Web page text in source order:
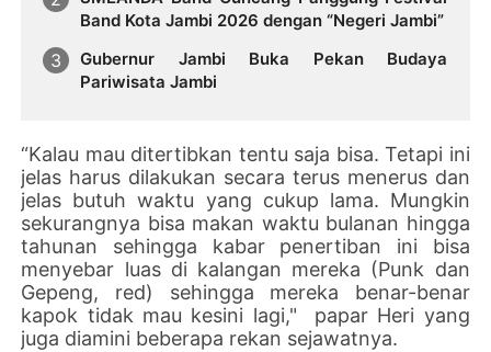
Band Kota Jambi 2026 dengan “Negeri Jambi”
Gubernur Jambi Buka Pekan Budaya
Pariwisata Jambi
“Kalau mau ditertibkan tentu saja bisa. Tetapi ini
jelas harus dilakukan secara terus menerus dan
jelas butuh waktu yang cukup lama. Mungkin
sekurangnya bisa makan waktu bulanan hingga
tahunan sehingga kabar penertiban ini bisa
menyebar luas di kalangan mereka (Punk dan
Gepeng, red) sehingga mereka benar-benar
kapok tidak mau kesini lagi," papar Heri yang
juga diamini beberapa rekan sejawatnya.